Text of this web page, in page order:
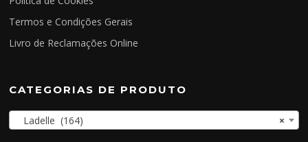
Termos e Condições Gerais
Livro de Reclamações Online
CATEGORIAS DE PRODUTO
×
Ladelle (164)